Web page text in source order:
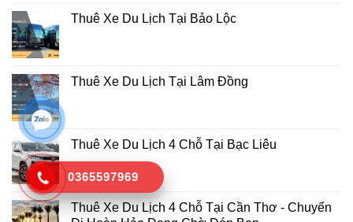
Thuê Xe Du Lịch Tại Bảo Lộc
Thuê Xe Du Lịch Tại Lâm Đồng
Thuê Xe Du Lịch 4 Chỗ Tại Bạc Liêu
Thuê Xe Du Lịch 4 Chỗ Tại Cần Thơ - Chuyến
0365597969